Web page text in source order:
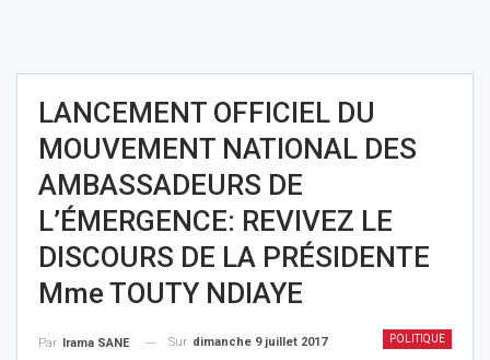
LANCEMENT OFFICIEL DU
MOUVEMENT NATIONAL DES
AMBASSADEURS DE
L’ÉMERGENCE: REVIVEZ LE
DISCOURS DE LA PRÉSIDENTE
Mme TOUTY NDIAYE
POLITIQUE
Par Irama SANE Sur dimanche 9 juillet 2017